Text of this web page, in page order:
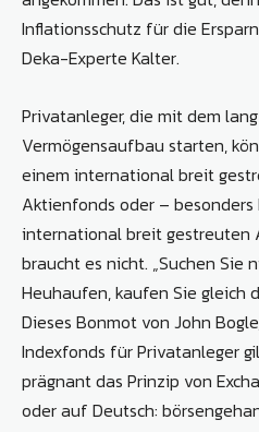
Inflationsschutz für die
Deka-Experte Kalter.
Privatanleger, die mit dem
Vermögensaufbau starten,
einem international breit
Aktienfonds oder –
international breit gestreuten
braucht es nicht. „Suchen Sie
Heuhaufen, kaufen Sie gleich
Dieses Bonmot von John
Indexfonds für Privatanleger
prägnant das Prinzip von
oder auf Deutsch: